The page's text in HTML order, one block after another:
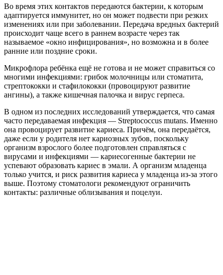
Во время этих контактов передаются бактерии, к которым
адаптируется иммунитет, но он может подвести при резких
изменениях или при заболевании. Передача вредных бактерий
происходит чаще всего в раннем возрасте через так
называемое «окно инфицирования», но возможна и в более
ранние или поздние сроки.
Микрофлора ребёнка ещё не готова и не может справиться со
многими инфекциями: грибок молочницы или стоматита,
стрептококки и стафилококки (провоцируют развитие
ангины), а также кишечная палочка и вирус герпеса.
В одном из последних исследований утверждается, что самая
часто передаваемая инфекция — Streptococcus mutans. Именно
она провоцирует развитие кариеса. Причём, она передаётся,
даже если у родителя нет кариозных зубов, поскольку
организм взрослого более подготовлен справляться с
вирусами и инфекциями — кариесогенные бактерии не
успевают образовать кариес в эмали. А организм младенца
только учится, и риск развития кариеса у младенца из-за этого
выше. Поэтому стоматологи рекомендуют ограничить
контакты: различные облизывания и поцелуи.